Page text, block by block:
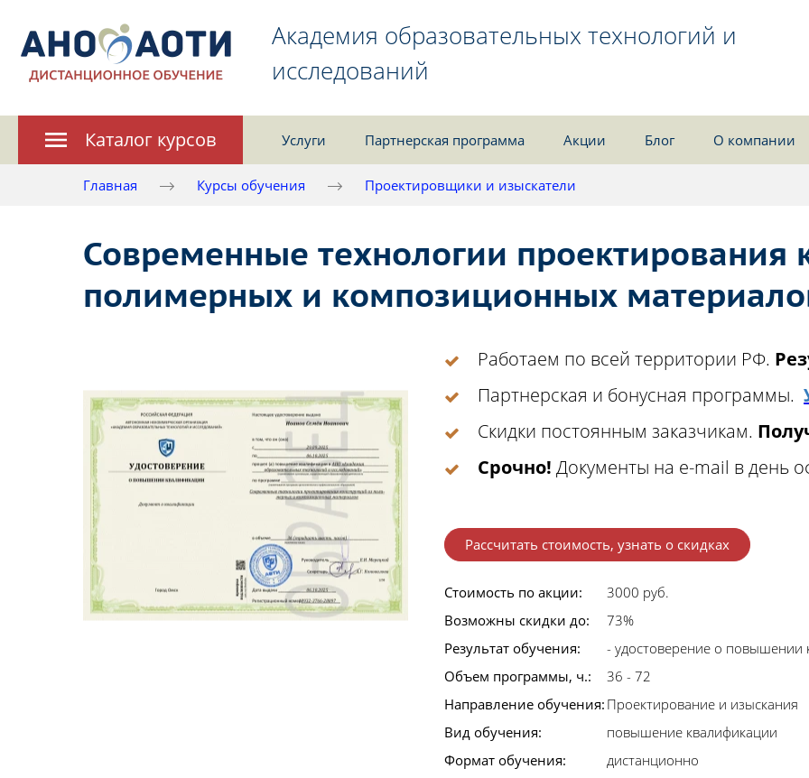
Академия образовательных технологий и
исследований
Каталог курсов Услуги Партнерская программа Акции Блог О компании
Главная Курсы обучения Проектировщики и изыскатели
Современные технологии проектирования
полимерных и композиционных
Работаем по всей территории РФ.
Партнерская и бонусная программы.
Скидки постоянным заказчикам.
Срочно! Документы на e-mail в день
Рассчитать стоимость, узнать о скидках
Стоимость по акции:
3000 руб.
Возможны скидки до:
73%
Результат обучения:
- удостоверение о повышении
Объем программы, ч.:
36 - 72
Направление обучения: Проектирование и изыскания
Вид обучения:
повышение квалификации
Формат обучения:
дистанционно